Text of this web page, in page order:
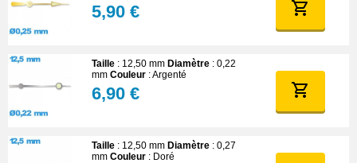
5,90 €
Taille : 12,50 mm Diamètre : 0,22
mm Couleur : Argenté
6,90 €
Taille : 12,50 mm Diamètre : 0,27
mm Couleur : Doré